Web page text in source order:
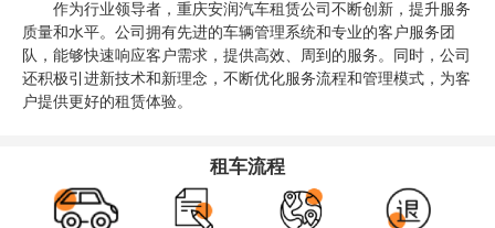
作为行业领导者，重庆安润汽车租赁公司不断创新，提升服务
质量和水平。公司拥有先进的车辆管理系统和专业的客户服务团
队，能够快速响应客户需求，提供高效、周到的服务。同时，公司
还积极引进新技术和新理念，不断优化服务流程和管理模式，为客
户提供更好的租赁体验。
租车流程